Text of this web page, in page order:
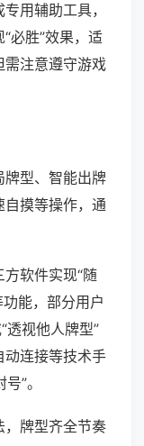
用辅助工具，
必胜”效果，适
需注意遵守游戏
牌型、智能出牌
自摸等操作，通
软件实现“随
功能，部分用户
透视他人牌型”
动连接等技术手
”。
，牌型齐全节奏